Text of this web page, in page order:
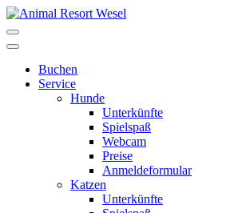
Buchen
Service
Hunde
Unterkünfte
Spielspaß
Webcam
Preise
Anmeldeformular
Katzen
Unterkünfte